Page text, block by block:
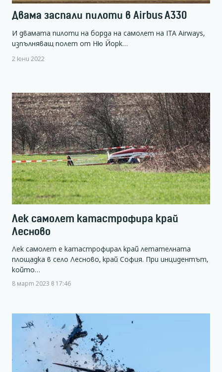
Двама заспали пилоти в Airbus A330
И двамата пилоти на борда на самолет на ITA Airways,
изпълняващ полет от Ню Йорк…
2 юни 2022
Лек самолет катастрофира край
Лесново
Лек самолет е катастрофирал край летателната
площадка в село Лесново, край София. При инцидентът,
който…
8 март 2023 в 17:46